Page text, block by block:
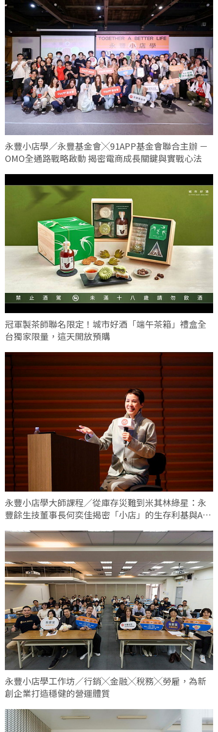
永豐小店學／永豐基金會╳91APP基金會聯合主辦 －
OMO全通路戰略啟動 揭密電商成長關鍵與實戰心法
冠軍製茶師聯名限定！城市好酒「端午茶箱」禮盒全
台獨家限量，這天開放預購
永豐小店學大師課程／從庫存災難到米其林綠星：永
豐餘生技董事長何奕佳揭密「小店」的生存利基與AI
永豐小店學工作坊／行銷╳金融╳稅務╳勞雇，為新
創企業打造穩健的營運體質